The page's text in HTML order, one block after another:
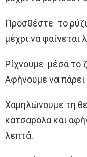
Προσθέστε το
μέχρι να φαίνεται
Ρίχνουμε μέσα το
Αφήνουμε να πάρει
Χαμηλώνουμε τη
κατσαρόλα και
λεπτά.